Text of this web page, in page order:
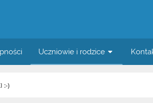
Uczniowie i rodzice
:-)